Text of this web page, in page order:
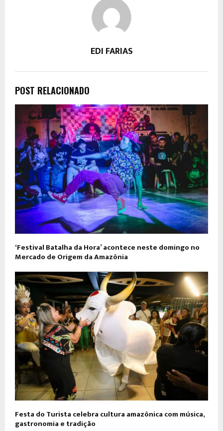
EDI FARIAS
POST RELACIONADO
‘Festival Batalha da Hora’ acontece neste domingo no
Mercado de Origem da Amazônia
Festa do Turista celebra cultura amazônica com música,
gastronomia e tradição